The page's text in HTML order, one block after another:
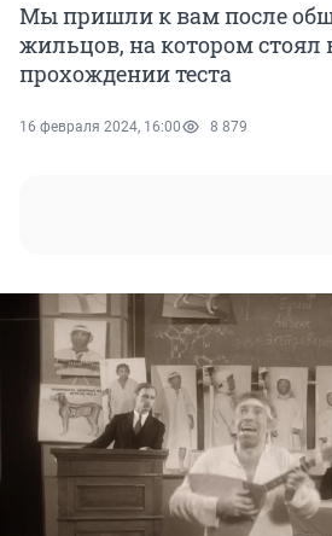
Мы пришли к вам после
жильцов, на котором стоял
прохождении теста
16 февраля 2024, 16:00 8 879